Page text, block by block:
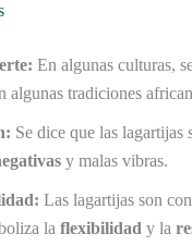
En algunas culturas,
algunas tradiciones
Se dice que las lagartijas
y malas vibras.
Las lagartijas son
la flexibilidad y la